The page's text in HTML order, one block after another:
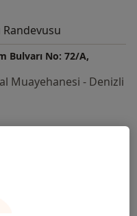
Randevusu
Bulvarı No: 72/A,
Muayehanesi - Denizli